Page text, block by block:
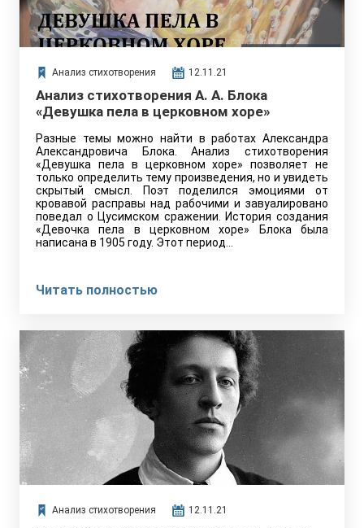
Анализ стихотворения 12.11.21
Анализ стихотворения А. А. Блока
«Девушка пела в церковном хоре»
Разные темы можно найти в работах Александра
Александровича Блока. Анализ стихотворения
«Девушка пела в церковном хоре» позволяет не
только определить тему произведения, но и увидеть
скрытый смысл. Поэт поделился эмоциями от
кровавой расправы над рабочими и завуалировано
поведал о Цусимском сражении. История создания
«Девочка пела в церковном хоре» Блока была
написана в 1905 году. Этот период…
Читать полностью
Анализ стихотворения 12.11.21